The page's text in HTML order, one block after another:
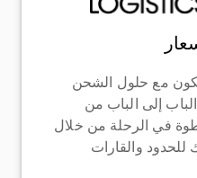
مع حلول الشحن
إلى الباب من
في الرحلة من خلال
للحدود والقارات